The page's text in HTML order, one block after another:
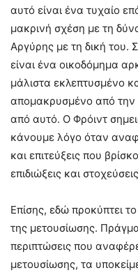
αυτό είναι ένα τυχαίο
μακρινή σχέση με τη
Αργύρης με τη δική του.
είναι ένα οικοδόμημα
μάλιστα εκλεπτυσμένο
απομακρυσμένο από την
από αυτό. Ο Φρόιντ
κάνουμε λόγο όταν
και επιτεύξεις που
επιδιώξεις και
Επίσης, εδώ προκύπτει
της μετουσίωσης.
περιπτώσεις που
μετουσίωσης, τα